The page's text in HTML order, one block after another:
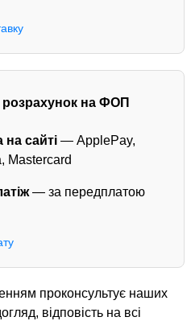
розрахунок на ФОП
сайті — ApplePay,
Mastercard
— за передплатою
проконсультує наших
відповість на всі